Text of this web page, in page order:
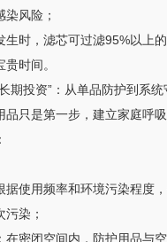
风险；
生时，滤芯可过滤95%以上
时间。
期投资”：从单品防护到系统
品只是第一步，建立家庭呼
据使用频率和环境污染程度
染；
在密闭空间内，防护用品与